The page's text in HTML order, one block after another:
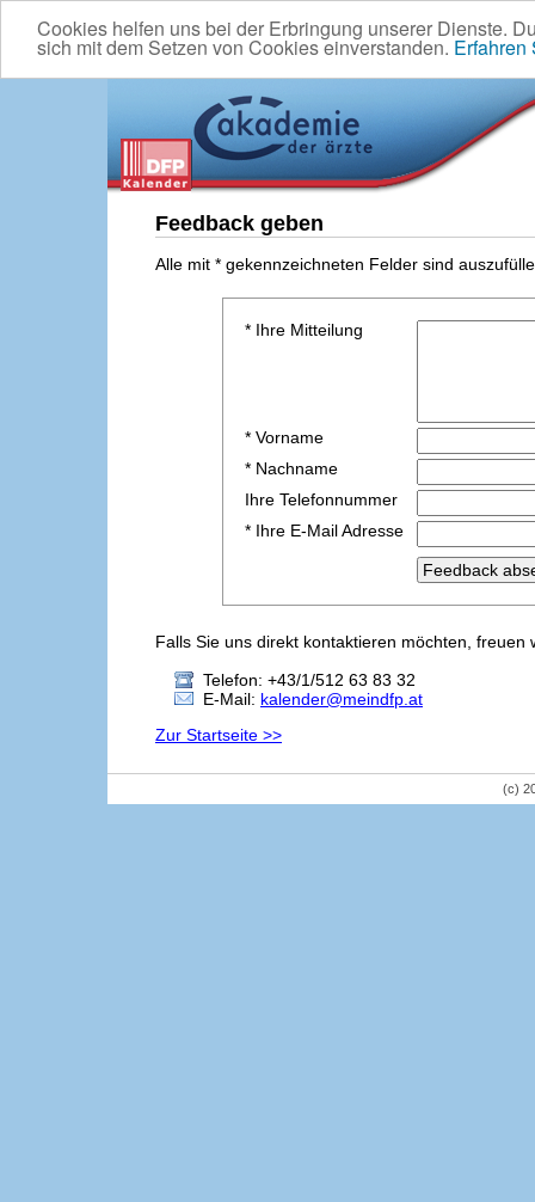
Cookies helfen uns bei der Erbringung unserer Dienste.
sich mit dem Setzen von Cookies einverstanden. Erfahren
Feedback geben
Alle mit * gekennzeichneten Felder sind
* Ihre Mitteilung
* Vorname
* Nachname
Ihre Telefonnummer
* Ihre E-Mail Adresse
Falls Sie uns direkt kontaktieren möchten,
Telefon: +43/1/512 63 83 32
E-Mail: kalender@meindfp.at
Zur Startseite >>
(c)